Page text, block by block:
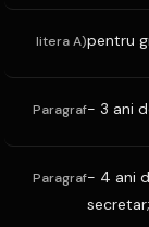
litera A)pentru
Paragraf- 3 ani
Paragraf- 4 ani
secretar;